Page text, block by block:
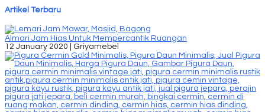
Artikel Terbaru
Almari Jam Hias Untuk Mempercantik Ruangan
12 January 2020 | Griyamebel